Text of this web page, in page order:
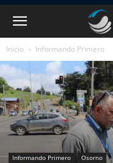
Inicio Informando Primero
Informando Primero Osorno